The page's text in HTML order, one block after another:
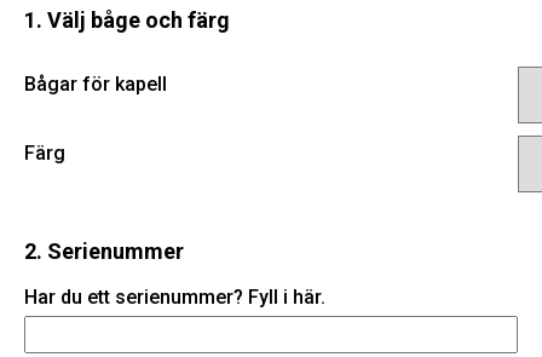
1. Välj båge och färg
Bågar för kapell
Färg
2. Serienummer
Har du ett serienummer? Fyll i här.